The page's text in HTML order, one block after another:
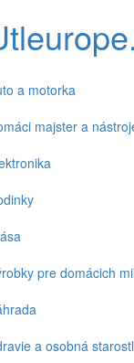
a motorka
majster a
pre domácich
a osobná